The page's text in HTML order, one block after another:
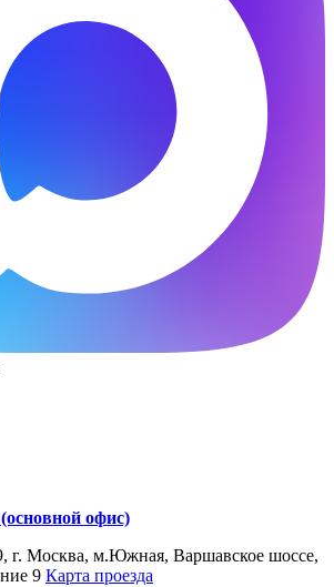
офис)
г. Москва, м.Южная, Варшавское шоссе,
9 Карта проезда